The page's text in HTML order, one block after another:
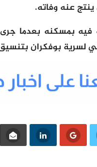
عنه وفاته.
فيه بمسكنه بعدما
لسرية بوفكران